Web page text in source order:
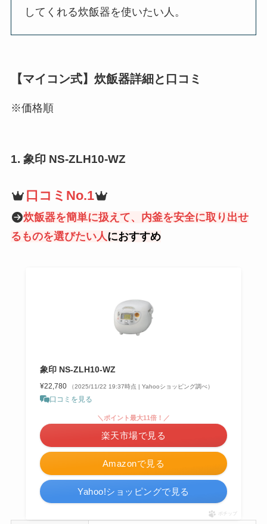
してくれる炊飯器を使いたい人。
【マイコン式】炊飯器詳細と口コミ
※価格順
1. 象印 NS-ZLH10-WZ
口コミNo.1
炊飯器を簡単に扱えて、内釜を安全に取り出せ
るものを選びたい人 におすすめ
象印 NS-ZLH10-WZ
¥22,780 （2025/11/22 19:37時点 | Yahooショッピング調べ）
口コミを見る
Amazonで見る
＼ポイント最大11倍！／
楽天市場で見る
Yahoo!ショッピングで見る
ポチップ